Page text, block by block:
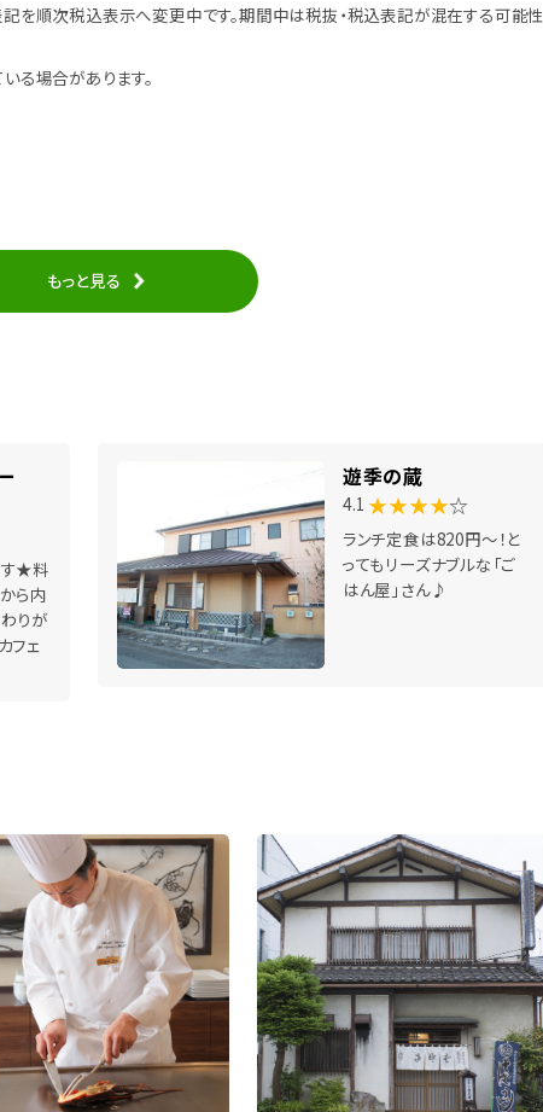
を順次税込表示へ変更中です。期間中は税抜・税込表記が混在する可能性
る場合があります。
もっと見る
す★料
ら内
りが
フェ
遊季の蔵
4.1 ★★★★☆
ランチ定食は820円～！と
ってもリーズナブルな「ご
はん屋」さん♪